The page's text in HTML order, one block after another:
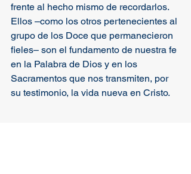
frente al hecho mismo de recordarlos.
Ellos –como los otros pertenecientes al
grupo de los Doce que permanecieron
fieles– son el fundamento de nuestra fe
en la Palabra de Dios y en los
Sacramentos que nos transmiten, por
su testimonio, la vida nueva en Cristo.